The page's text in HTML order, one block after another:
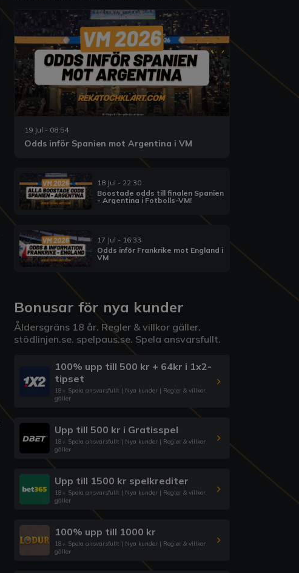
19 Jul - 08:54
Odds inför Spanien mot Argentina i VM
18 Jul - 22:30
Boostade odds till finalen Spanien
- Argentina i Fotbolls-VM!
17 Jul - 16:33
Odds inför Frankrike mot England i
VM
Bonusar för nya kunder
Åldersgräns 18 år. Regler & villkor gäller.
stödlinjen.se. spelpaus.se. Spela ansvarsfullt.
100% upp till 500 kr + 64kr i 1x2-
tipset
18+ Spela ansvarsfullt | Nya kunder | Regler & villkor
gäller
Upp till 500 kr i Gratisspel
18+ Spela ansvarsfullt | Nya kunder | Regler & villkor
gäller
Upp till 1500 kr spelkrediter
18+ Spela ansvarsfullt | Nya kunder | Regler & villkor
gäller
100% upp till 1000 kr
18+ Spela ansvarsfullt | Nya kunder | Regler & villkor
gäller